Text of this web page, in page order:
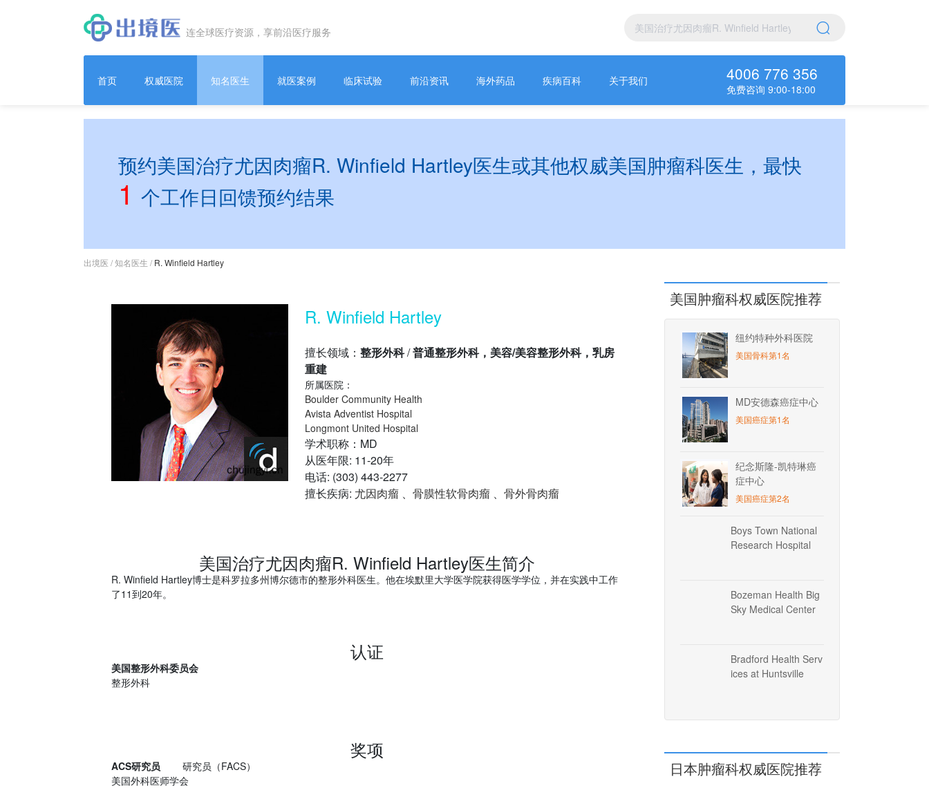
连全球医疗资源，享前沿医疗服务
首页 权威医院 知名医生 就医案例 临床试验 前沿资讯 海外药品 疾病百科 关于我们 4006 776 356
免费咨询 9:00-18:00
预约美国治疗尤因肉瘤R. Winfield Hartley医生或其他权威美国肿瘤科医生，最快
1 个工作日回馈预约结果
出境医 /知名医生 / R. Winfield Hartley
R. Winfield Hartley
擅长领域： 整形外科/普通整形外科，美容/美容整形外科，乳房
重建
所属医院：
Boulder Community Health
Avista Adventist Hospital
Longmont United Hospital
学术职称：MD
从医年限: 11-20年
电话: (303) 443-2277
擅长疾病: 尤因肉瘤、 骨膜性软骨肉瘤、 骨外骨肉瘤
美国治疗尤因肉瘤R. Winfield Hartley医生简介
R. Winfield Hartley博士是科罗拉多州博尔德市的整形外科医生。他在埃默里大学医学院获得医学学位，并在实践中工作
了11到20年。
认证
美国整形外科委员会
整形外科
奖项
ACS研究员
研究员（FACS）
美国外科医师学会
美国肿瘤科权威医院推荐
纽约特种外科医院
美国骨科第1名
MD安德森癌症中心
美国癌症第1名
纪念斯隆-凯特琳癌
症中心
美国癌症第2名
Boys Town National
Research Hospital
Bozeman Health Big
Sky Medical Center
Bradford Health Serv
ices at Huntsville
日本肿瘤科权威医院推荐